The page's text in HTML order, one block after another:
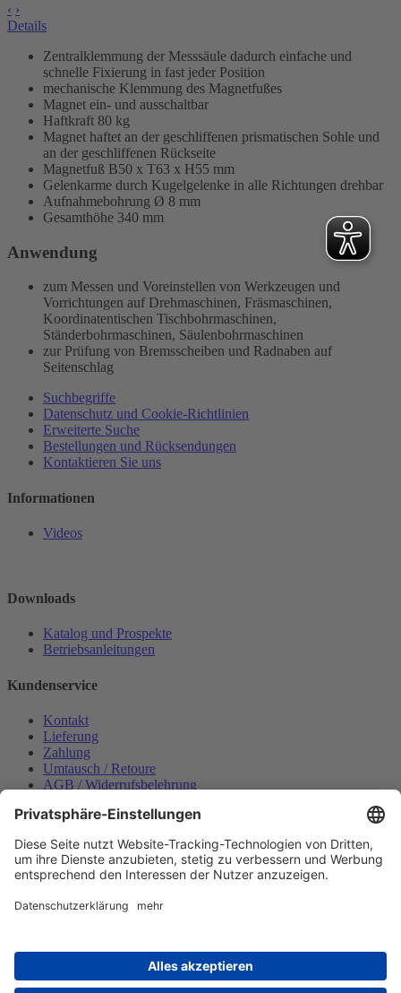
‹ ›
Details
Zentralklemmung der Messsäule dadurch einfache und
schnelle Fixierung in fast jeder Position
mechanische Klemmung des Magnetfußes
Magnet ein- und ausschaltbar
Haftkraft 80 kg
Magnet haftet an der geschliffenen prismatischen Sohle und
an der geschliffenen Rückseite
Magnetfuß B50 x T63 x H55 mm
Gelenkarme durch Kugelgelenke in alle Richtungen drehbar
Aufnahmebohrung Ø 8 mm
Gesamthöhe 340 mm
Anwendung
zum Messen und Voreinstellen von Werkzeugen und
Vorrichtungen auf Drehmaschinen, Fräsmaschinen,
Koordinatentischen Tischbohrmaschinen,
Ständerbohrmaschinen, Säulenbohrmaschinen
zur Prüfung von Bremsscheiben und Radnaben auf
Seitenschlag
Suchbegriffe
Datenschutz und Cookie-Richtlinien
Erweiterte Suche
Bestellungen und Rücksendungen
Kontaktieren Sie uns
Informationen
Videos
Downloads
Katalog und Prospekte
Betriebsanleitungen
Kundenservice
Kontakt
Lieferung
Zahlung
Umtausch / Retoure
AGB / Widerrufsbelehrung
Datenschutzerklärung
Bestellung widerrufen
Mein konto
Zahlungsmöglichkeiten